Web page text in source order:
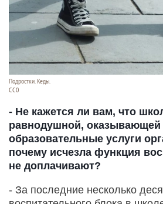
Подростки. Кеды.
СС0
- Не кажется ли вам, что
равнодушной,
образовательные услуги
почему исчезла функция
не доплачивают?
- За последние несколько